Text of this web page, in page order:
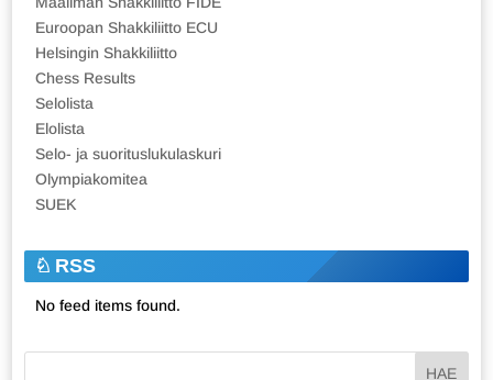
Euroopan Shakkiliitto ECU
Helsingin Shakkiliitto
Chess Results
Selolista
Elolista
Selo- ja suorituslukulaskuri
Olympiakomitea
SUEK
RSS
No feed items found.